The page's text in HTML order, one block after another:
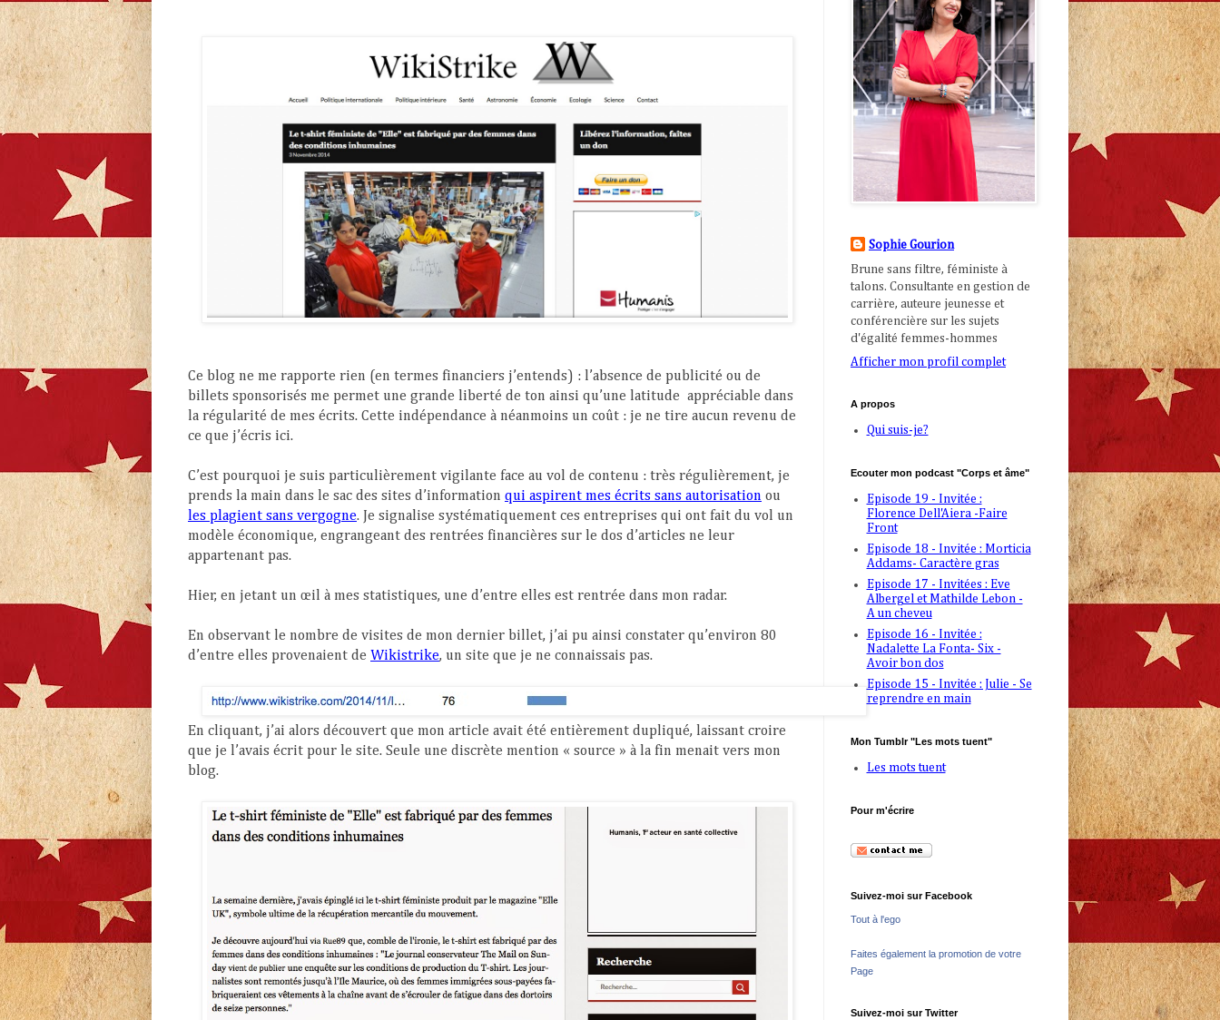
Ce blog ne me rapporte rien (en termes financiers j’entends) : l’absence de publicité ou de
billets sponsorisés me permet une grande liberté de ton ainsi qu’une latitude appréciable dans
la régularité de mes écrits. Cette indépendance à néanmoins un coût : je ne tire aucun revenu de
ce que j’écris ici.
C’est pourquoi je suis particulièrement vigilante face au vol de contenu : très régulièrement, je
prends la main dans le sac des sites d’information qui aspirent mes écrits sans autorisation ou
les plagient sans vergogne. Je signalise systématiquement ces entreprises qui ont fait du vol un
modèle économique, engrangeant des rentrées financières sur le dos d’articles ne leur
appartenant pas.
Hier, en jetant un œil à mes statistiques, une d’entre elles est rentrée dans mon radar.
En observant le nombre de visites de mon dernier billet, j’ai pu ainsi constater qu’environ 80
d’entre elles provenaient de Wikistrike, un site que je ne connaissais pas.
En cliquant, j’ai alors découvert que mon article avait été entièrement dupliqué, laissant croire
que je l’avais écrit pour le site. Seule une discrète mention « source » à la fin menait vers mon
blog.
Sophie Gourion
Brune sans filtre, féministe à
talons. Consultante en gestion de
carrière, auteure jeunesse et
conférencière sur les sujets
d'égalité femmes-hommes
Afficher mon profil complet
A propos
Qui suis-je?
Ecouter mon podcast "Corps et âme"
Episode 19 - Invitée :
Florence Dell'Aiera -Faire
Front
Episode 18 - Invitée : Morticia
Addams- Caractère gras
Episode 17 - Invitées : Eve
Albergel et Mathilde Lebon -
A un cheveu
Episode 16 - Invitée :
Nadalette La Fonta- Six -
Avoir bon dos
Episode 15 - Invitée : Julie - Se
reprendre en main
Mon Tumblr "Les mots tuent"
Les mots tuent
Pour m'écrire
Suivez-moi sur Facebook
Tout à l'ego
Faites également la promotion de votre
Page
Suivez-moi sur Twitter